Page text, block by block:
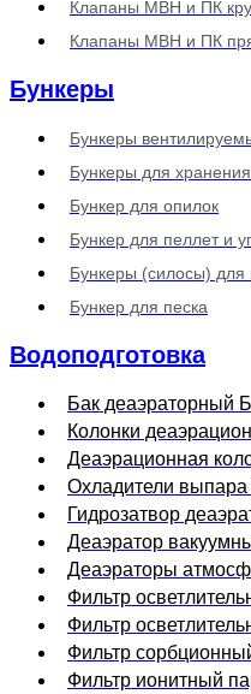
Клапаны МВН и ПК
Клапаны МВН и ПК
Бункеры
Бункеры
Бункеры для
Бункер для опилок
Бункер для пеллет и
Бункеры (силосы) для
Бункер для песка
Водоподготовка
Бак деаэраторный
Колонки
Деаэрационная
Охладители
Гидрозатвор
Деаэратор
Деаэраторы
Фильтр
Фильтр
Фильтр
Фильтр ионитный